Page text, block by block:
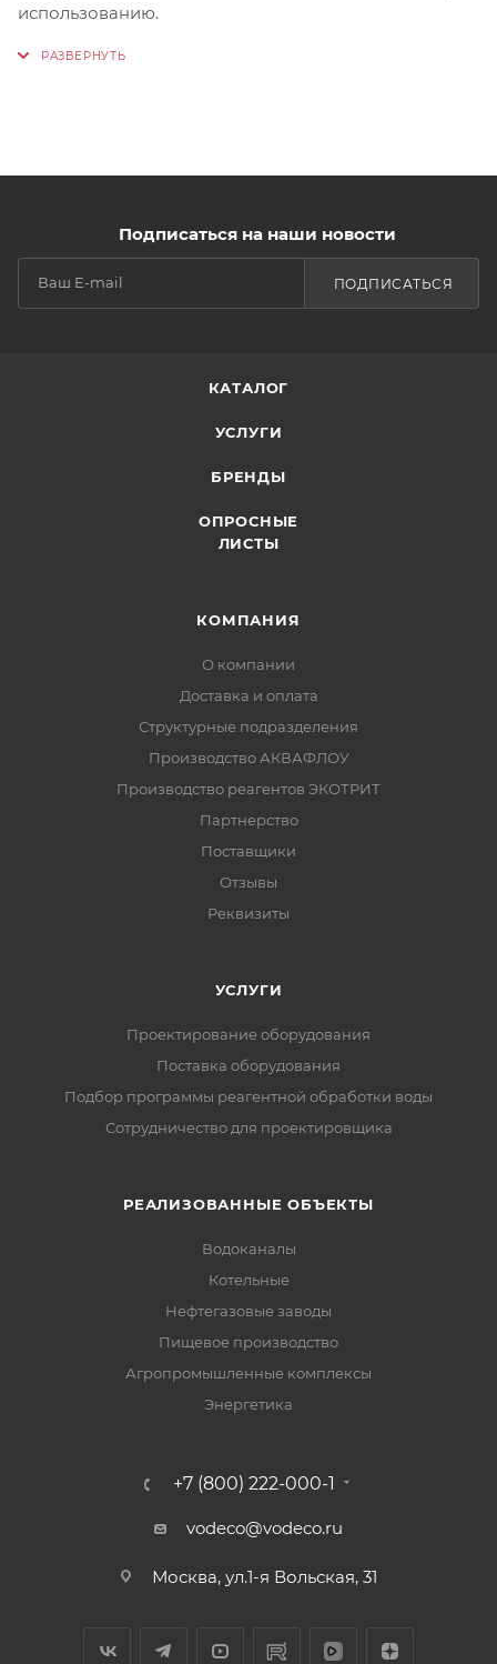
использованию.
Подписаться на наши новости
ПОДПИСАТЬСЯ
КАТАЛОГ
УСЛУГИ
БРЕНДЫ
ОПРОСНЫЕ
ЛИСТЫ
КОМПАНИЯ
О компании
Доставка и оплата
Структурные подразделения
Производство АКВАФЛОУ
Производство реагентов ЭКОТРИТ
Партнерство
Поставщики
Отзывы
Реквизиты
УСЛУГИ
Проектирование оборудования
Поставка оборудования
Подбор программы реагентной обработки воды
Сотрудничество для проектировщика
РЕАЛИЗОВАННЫЕ ОБЪЕКТЫ
Водоканалы
Котельные
Нефтегазовые заводы
Пищевое производство
Агропромышленные комплексы
Энергетика
+7 (800) 222-000-1
vodeco@vodeco.ru
Москва, ул.1-я Вольская, 31